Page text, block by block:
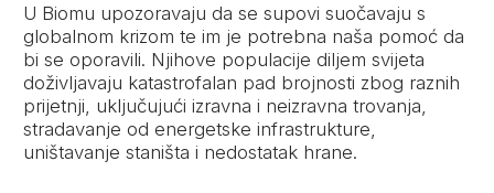
U Biomu upozoravaju da se supovi suočavaju s
globalnom krizom te im je potrebna naša pomoć da
bi se oporavili. Njihove populacije diljem svijeta
doživljavaju katastrofalan pad brojnosti zbog raznih
prijetnji, uključujući izravna i neizravna trovanja,
stradavanje od energetske infrastrukture,
uništavanje staništa i nedostatak hrane.